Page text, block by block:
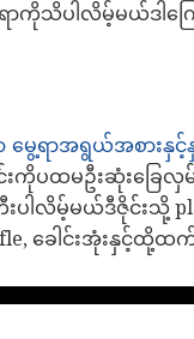
သိပါလိမ့်မယ်ဒါကြေ
မွေ့ရာအရွယ်အစားနှင့်
ကိုပထမဦးဆုံးခြေ
ါလိမ့်မယ်ဒီဇိုင်းသို့
ခေါင်းအုံးနှင့်ထို့ထ